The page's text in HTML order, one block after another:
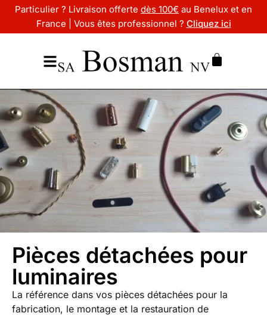
Particulier ? Livraison offerte dès 100€ au Benelux et en
France | Vous êtes professionnel ? Cliquez ici
Pièces détachées pour
luminaires
La référence dans vos pièces détachées pour la
fabrication, le montage et la restauration de